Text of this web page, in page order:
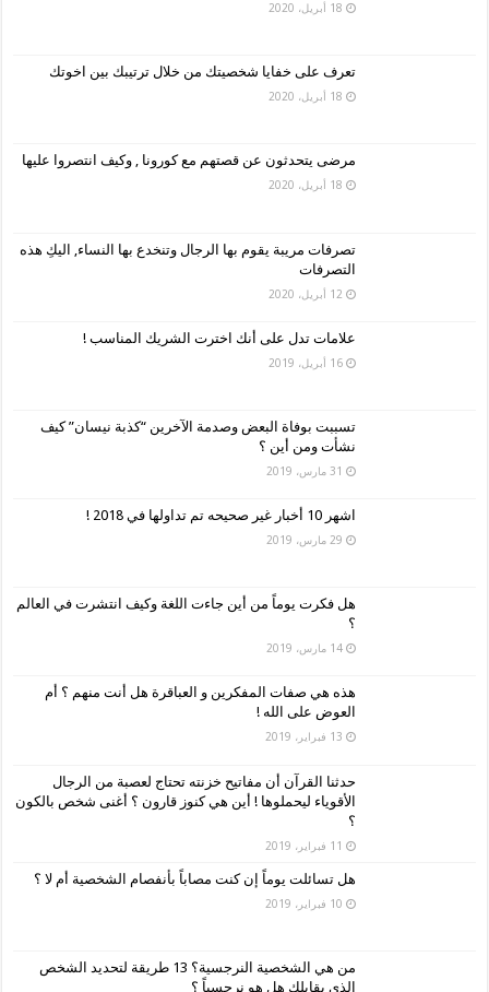
18 أبريل، 2020
تعرف على خفايا شخصيتك من خلال ترتيبك بين اخوتك
18 أبريل، 2020
مرضى يتحدثون عن قصتهم مع كورونا , وكيف انتصروا عليها
18 أبريل، 2020
تصرفات مريبة يقوم بها الرجال وتنخدع بها النساء, اليكِ هذه
التصرفات
12 أبريل، 2020
علامات تدل على أنك اخترت الشريك المناسب !
16 أبريل، 2019
تسببت بوفاة البعض وصدمة الآخرين “كذبة نيسان” كيف
نشأت ومن أين ؟
31 مارس، 2019
اشهر 10 أخبار غير صحيحه تم تداولها في 2018 !
29 مارس، 2019
هل فكرت يوماً من أين جاءت اللغة وكيف انتشرت في العالم
؟
14 مارس، 2019
هذه هي صفات المفكرين و العباقرة هل أنت منهم ؟ أم
العوض على الله !
13 فبراير، 2019
حدثنا القرآن أن مفاتيح خزنته تحتاج لعصبة من الرجال
الأقوياء ليحملوها ! أين هي كنوز قارون ؟ أغنى شخص بالكون
؟
11 فبراير، 2019
هل تسائلت يوماً إن كنت مصاباً بأنفصام الشخصية أم لا ؟
10 فبراير، 2019
من هي الشخصية النرجسية؟ 13 طريقة لتحديد الشخص
الذي يقابلك هل هو نرجسياً ؟